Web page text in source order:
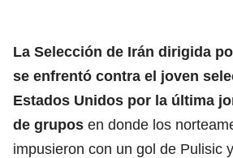
La Selección de Irán dirigida
se enfrentó contra el joven
Estados Unidos por la última
de grupos en donde los
impusieron con un gol de Pulisic